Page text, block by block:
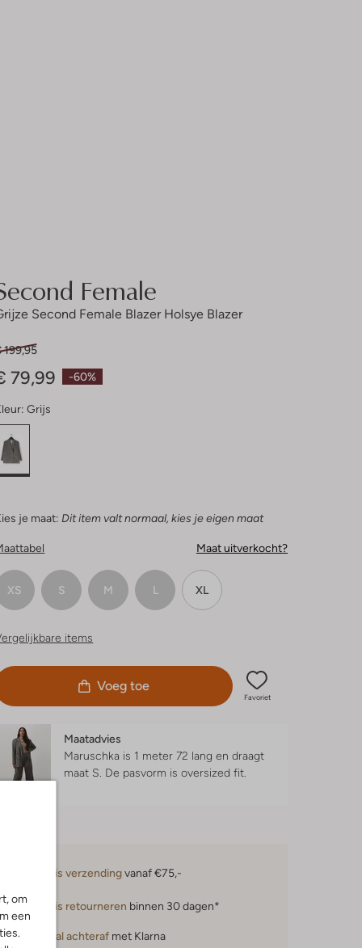
om
een
Female
Second Female Blazer Holsye Blazer
-60%
199,95
79,99
Grijs
je maat: Dit item valt normaal, kies je eigen maat
Maat uitverkocht?
XS S M L XL
items
Voeg toe
Favoriet
Maatadvies
Maruschka is 1 meter 72 lang en draagt
maat S. De pasvorm isoversized fit.
Gratis verzendingvanaf €75,-
Gratis retourneren binnen 30 dagen*
Betaal achteraf met Klarna